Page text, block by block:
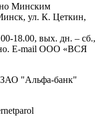
Минским
ул. К. Цеткин,
18.00, вых. дн. – сб.,
E-mail ООО «ВСЯ
ЗАО "Альфа-банк"